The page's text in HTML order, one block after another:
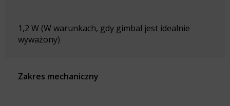
1,2 W (W warunkach, gdy gimbal jest idealnie
wyważony)
Zakres mechaniczny